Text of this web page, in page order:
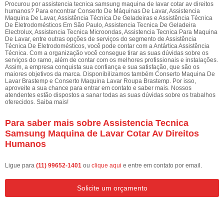
Procurou por assistencia tecnica samsung maquina de lavar cotar av direitos
humanos? Para encontrar Conserto De Máquinas De Lavar, Assistencia
Maquina De Lavar, Assistência Técnica De Geladeiras e Assistência Técnica
De Eletrodomésticos Em São Paulo, Assistencia Tecnica De Geladeira
Electrolux, Assistencia Tecnica Microondas, Assistencia Tecnica Para Maquina
De Lavar, entre outras opções de serviços do segmento de Assistência
Técnica De Eletrodomésticos, você pode contar com a Antártica Assistência
Técnica. Com a organização você consegue tirar as suas dúvidas sobre os
serviços do ramo, além de contar com os melhores profissionais e instalações.
Assim, a empresa conquista sua confiança e sua satisfação, que são os
maiores objetivos da marca. Disponibilizamos também Conserto Maquina De
Lavar Brastemp e Conserto Maquina Lavar Roupa Brastemp. Por isso,
aproveite a sua chance para entrar em contato e saber mais. Nossos
atendentes estão dispostos a sanar todas as suas dúvidas sobre os trabalhos
oferecidos. Saiba mais!
Para saber mais sobre Assistencia Tecnica
Samsung Maquina de Lavar Cotar Av Direitos
Humanos
Ligue para (11) 99652-1401 ou clique aqui e entre em contato por email.
Solicite um orçamento